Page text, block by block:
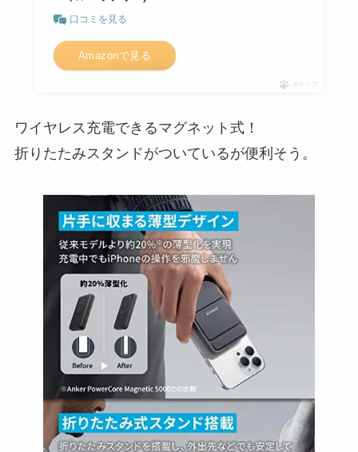
口コミを見る
Amazonで見る
ポチップ
ワイヤレス充電できるマグネット式！
折りたたみスタンドがついているが便利そう。